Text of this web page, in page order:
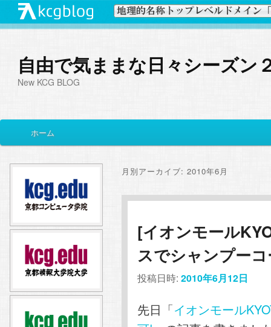
自由で気ままな日々シーズン
New KCG BLOG
イ
メ
イ
ン
コ
ン
サ
ブ
コ
ン
テ
ホーム
月別アーカイブ: 2010年6月
[イオンモール
スでシャンプー
投稿日時: 2010年6月12日
先日「イオンモール